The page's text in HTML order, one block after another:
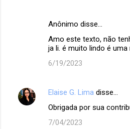
Anônimo disse…
Amo este texto, não
ja li. é muito lindo é uma
6/19/2023
Elaise G. Lima disse…
Obrigada por sua
7/04/2023